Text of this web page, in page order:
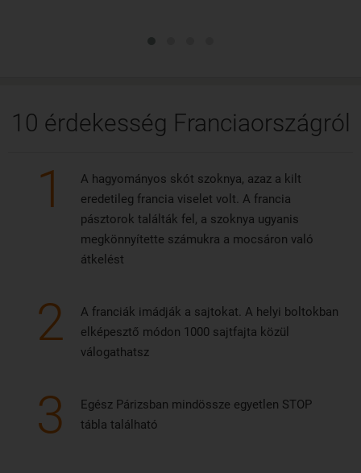
10 érdekesség Franciaországról
1
A hagyományos skót szoknya, azaz a kilt
eredetileg francia viselet volt. A francia
pásztorok találták fel, a szoknya ugyanis
megkönnyítette számukra a mocsáron való
átkelést
2
A franciák imádják a sajtokat. A helyi boltokban
elképesztő módon 1000 sajtfajta közül
válogathatsz
3
Egész Párizsban mindössze egyetlen STOP
tábla található